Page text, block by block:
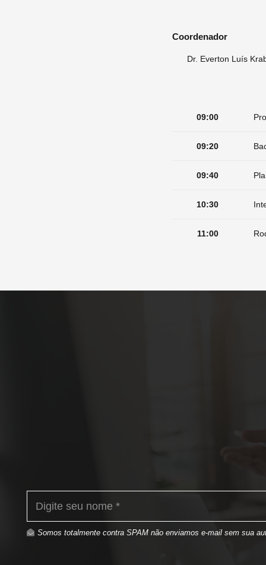
Coordenador
Dr. Everton Luís
09:00
09:20
09:40
10:30
11:00
Somos totalmente contra SPAM não enviamos e-mail sem sua